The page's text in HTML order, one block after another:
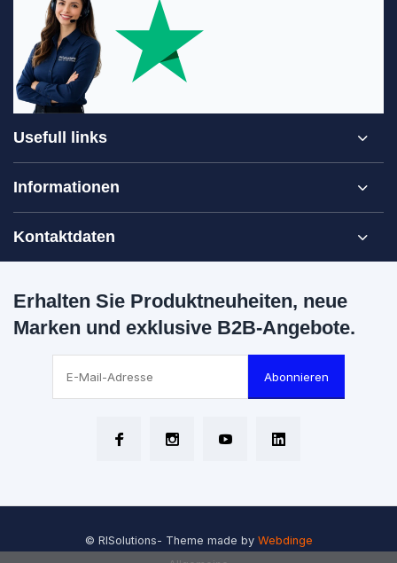
Usefull links
Informationen
Kontaktdaten
Erhalten Sie Produktneuheiten, neue
Marken und exklusive B2B-Angebote.
Abonnieren
© RISolutions- Theme made by Webdinge